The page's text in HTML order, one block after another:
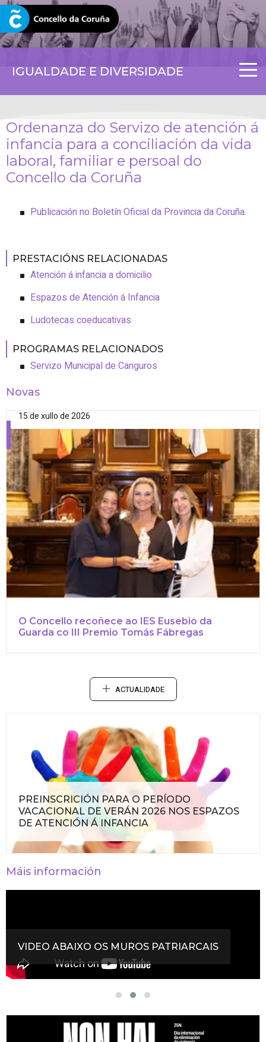
IGUALDADE E DIVERSIDADE
CORUNA.GAL
Ordenanza do Servizo de atención á
infancia para a conciliación da vida
laboral, familiar e persoal do
Concello da Coruña
Publicación no Boletín Oficial da Provincia da Coruña.
PRESTACIÓNS RELACIONADAS
Atención á infancia a domicilio
Espazos de Atención á Infancia
Ludotecas coeducativas
PROGRAMAS RELACIONADOS
Servizo Municipal de Canguros
Novas
15 de xullo de 2026
O Concello recoñece ao IES Eusebio da
Guarda co III Premio Tomás Fábregas
ACTUALIDADE
PREINSCRICIÓN PARA O PERÍODO
VACACIONAL DE VERÁN 2026 NOS ESPAZOS
DE ATENCIÓN Á INFANCIA
Máis información
VIDEO ABAIXO OS MUROS PATRIARCAIS